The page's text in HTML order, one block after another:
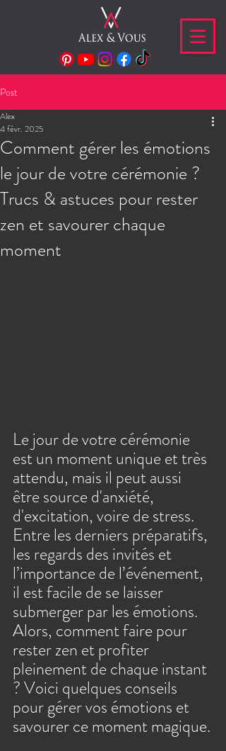
Post
Comment gérer les émotions
le jour de votre cérémonie ?
Trucs & astuces pour rester
zen et savourer chaque
moment
Alex
4 févr. 2025
Le jour de votre cérémonie
est un moment unique et très
attendu, mais il peut aussi
être source d'anxiété,
d'excitation, voire de stress.
Entre les derniers préparatifs,
les regards des invités et
l’importance de l’événement,
il est facile de se laisser
submerger par les émotions.
Alors, comment faire pour
rester zen et profiter
pleinement de chaque instant
? Voici quelques conseils
pour gérer vos émotions et
savourer ce moment magique.